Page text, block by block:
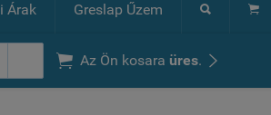
Árak Greslap Űzem  
 Az Ön kosara üres. 